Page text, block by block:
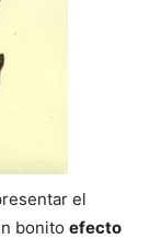
el
bonito efecto